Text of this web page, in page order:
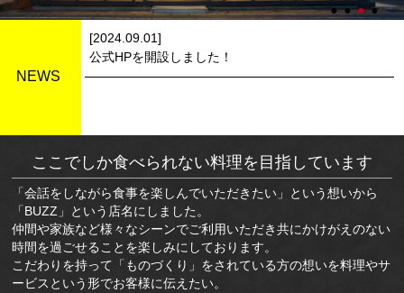
NEWS
[2024.09.01]
公式HPを開設しました！
ここでしか食べられない料理を目指しています
「会話をしながら食事を楽しんでいただきたい」という想いから
「BUZZ」という店名にしました。
仲間や家族など様々なシーンでご利用いただき共にかけがえのない
時間を過ごせることを楽しみにしております。
こだわりを持って「ものづくり」をされている方の想いを料理やサ
ービスという形でお客様に伝えたい。